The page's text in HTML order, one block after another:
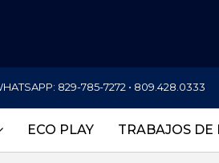
829-785-7272 • 809.428.0333
ECO PLAY TRABAJOS DE